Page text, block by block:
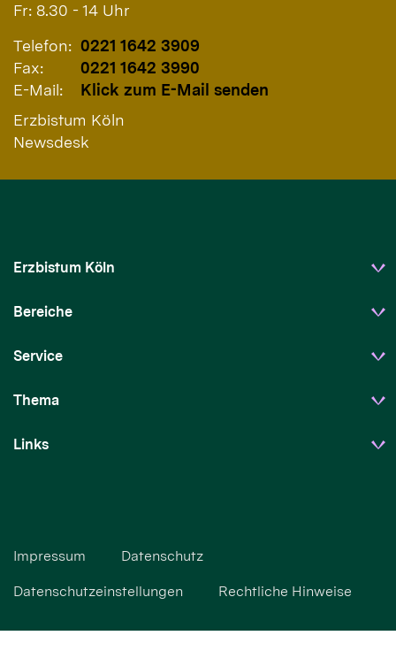
Fr: 8.30 - 14 Uhr
Telefon: 0221 1642 3909
Fax:
0221 1642 3990
E-Mail:
Klick zum E-Mail senden
Erzbistum Köln
Newsdesk
Erzbistum Köln
Bereiche
Service
Thema
Links
Impressum Datenschutz
Datenschutzeinstellungen Rechtliche Hinweise